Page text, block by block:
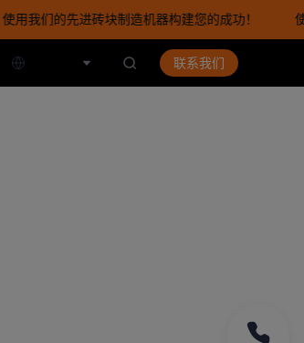
使用我们的先进砖块制造机器构建您的成功！
联系我们